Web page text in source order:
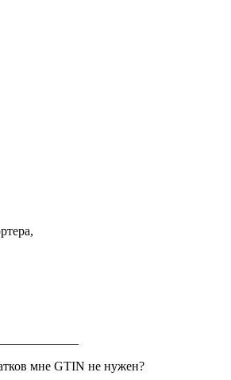
мне GTIN не нужен?